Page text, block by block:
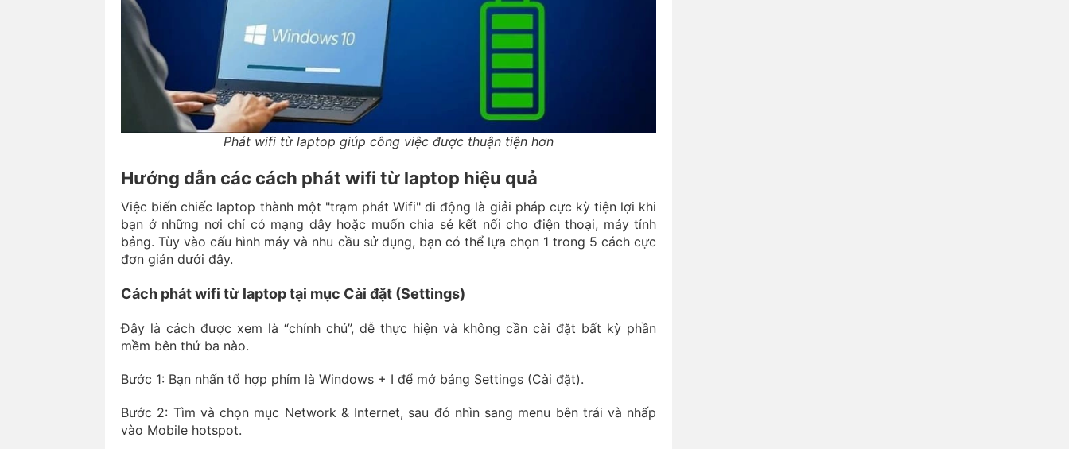
Phát wifi từ laptop giúp công việc được thuận tiện hơn
Hướng dẫn các cách phát wifi từ laptop hiệu quả
Việc biến chiếc laptop thành một "trạm phát Wifi" di động là giải pháp cực kỳ tiện lợi khi
bạn ở những nơi chỉ có mạng dây hoặc muốn chia sẻ kết nối cho điện thoại, máy tính
bảng. Tùy vào cấu hình máy và nhu cầu sử dụng, bạn có thể lựa chọn 1 trong 5 cách cực
đơn giản dưới đây.
Cách phát wifi từ laptop tại mục Cài đặt (Settings)
Đây là cách được xem là “chính chủ”, dễ thực hiện và không cần cài đặt bất kỳ phần
mềm bên thứ ba nào.
Bước 1: Bạn nhấn tổ hợp phím là Windows + I để mở bảng Settings (Cài đặt).
Bước 2: Tìm và chọn mục Network & Internet, sau đó nhìn sang menu bên trái và nhấp
vào Mobile hotspot.